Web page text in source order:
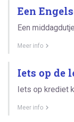
Een
Een
Meer info
Iets op de
Iets op krediet
Meer info